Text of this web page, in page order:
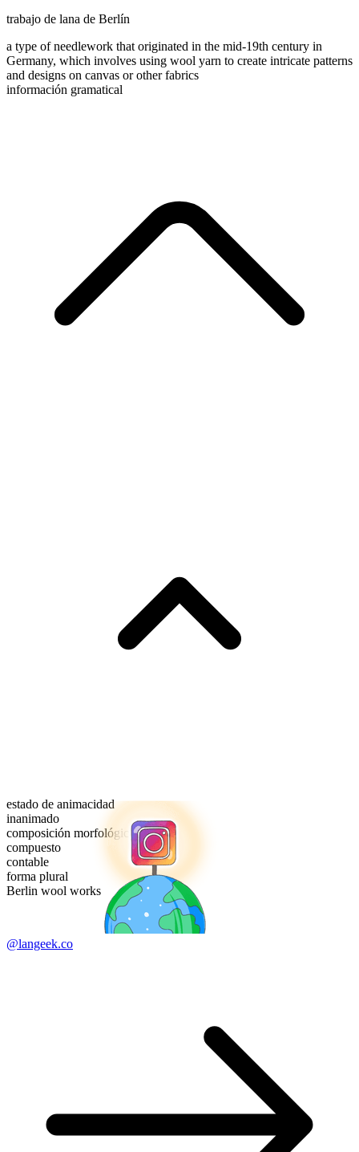
trabajo de lana de Berlín
a type of needlework that originated in the mid-19th century in
Germany, which involves using wool yarn to create intricate patterns
and designs on canvas or other fabrics
información gramatical
estado de animacidad
inanimado
composición morfológica
compuesto
contable
forma plural
Berlin wool works
@langeek.co